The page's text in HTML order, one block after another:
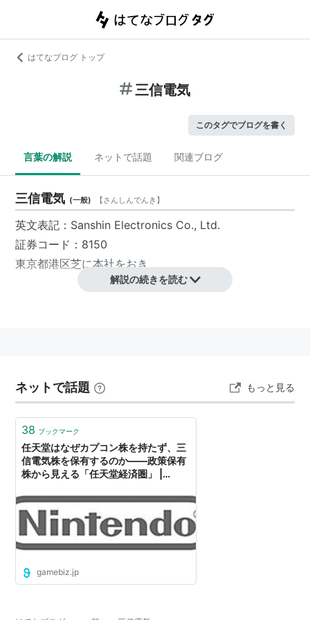
はてなブログ トップ
三信電気
このタグでブログを書く
言葉の解説 ネットで話題 関連ブログ
三信電気 (一般) 【さんしんでんき 】
英文表記：Sanshin Electronics Co., Ltd.
証券コード：8150
東京都港区芝に本社をおき
タムLSI（ゲートアレイ）のシミュレーション開発
を主な事業とする会社。
解説の続きを読む
ネットで話題 もっと見る
38 ブックマーク
任天堂はなぜカプコン株を持たず、三
信電気株を保有するのか――政策保有
株から見える「任天堂経済圏」 |
gamebiz.jp